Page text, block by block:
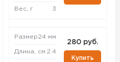
Вес, г 3
Размер24 мм
Длина, см 2.4
280 руб.
Купить